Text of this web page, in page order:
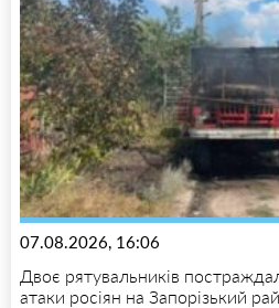
07.08.2026, 16:06
Двоє рятувальників
атаки росіян на Запорізький